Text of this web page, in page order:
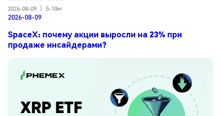
2026-08-09
5-10м
2026-08-09
SpaceX: почему акции выросли на 23% при
продаже инсайдерами?